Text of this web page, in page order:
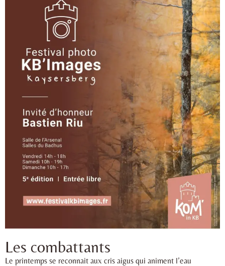
Les combattants
Le printemps se reconnait aux cris aigus qui animent l’eau